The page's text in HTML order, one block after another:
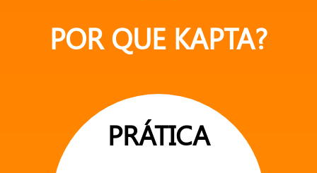
POR QUE KAPTA?
PRÁTICA